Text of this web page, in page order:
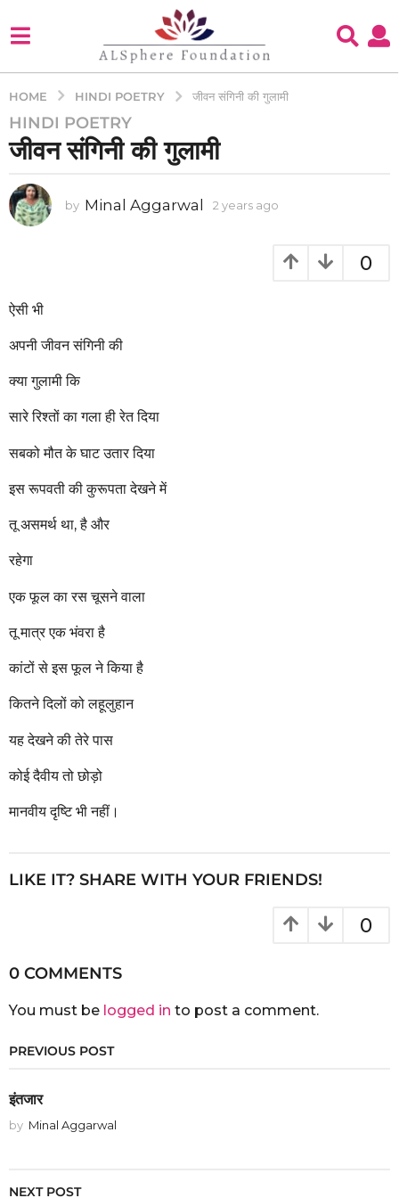
HOME HINDI POETRY जीवन संगिनी की गुलामी
2
y
a
r
2
a
s
o
HINDI POETRY
जीवन संगिनी की गुलामी
by Minal Aggarwal 2 years ago
a
0
ऐसी भी
अपनी जीवन संगिनी की
क्या गुलामी कि
सारे रिश्तों का गला ही रेत दिया
सबको मौत के घाट उतार दिया
इस रूपवती की कुरूपता देखने में
तू असमर्थ था, है और
रहेगा
एक फूल का रस चूसने वाला
तू मात्र एक भंवरा है
कांटों से इस फूल ने किया है
कितने दिलों को लहूलुहान
यह देखने की तेरे पास
कोई दैवीय तो छोड़ो
मानवीय दृष्टि भी नहीं।
LIKE IT? SHARE WITH YOUR FRIENDS!
0
0 COMMENTS
You must be logged in to post a comment.
PREVIOUS POST
इंतजार
by Minal Aggarwal
NEXT POST